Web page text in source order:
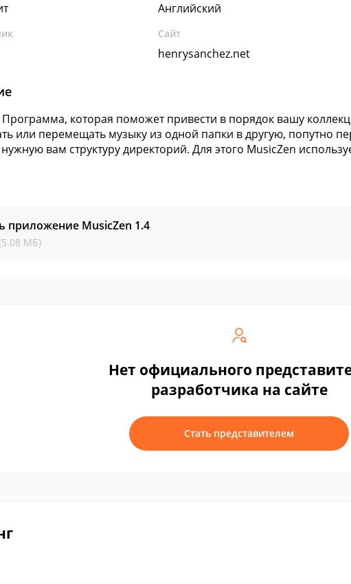
Английский
Сайт
henrysanchez.net
которая поможет привести в порядок вашу
или перемещать музыку из одной папки в другую, попутно
вам структуру директорий. Для этого MusicZen
приложение MusicZen 1.4
МБ)
Нет официального
разработчика на сайте
Стать представителем